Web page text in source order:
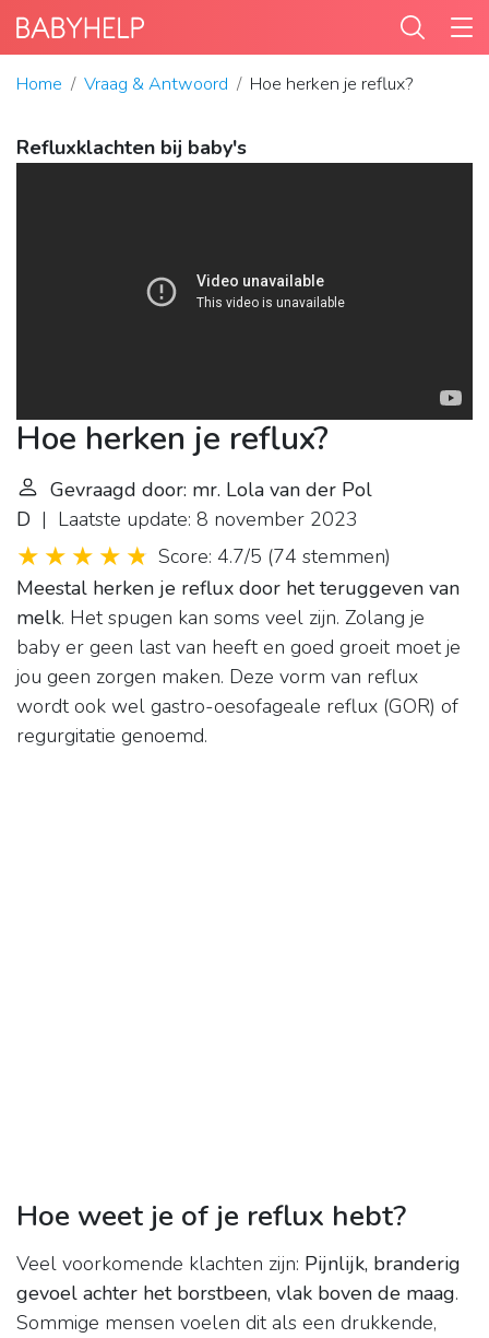
Home Vraag & Antwoord Hoe herken je reflux?
Refluxklachten bij baby's
Hoe herken je reflux?
Gevraagd door: mr. Lola van der Pol
D | Laatste update: 8 november 2023
Score: 4.7/5 (74 stemmen)
Meestal herken je reflux door het teruggeven van
melk. Het spugen kan soms veel zijn. Zolang je
baby er geen last van heeft en goed groeit moet je
jou geen zorgen maken. Deze vorm van reflux
wordt ook wel gastro-oesofageale reflux (GOR) of
regurgitatie genoemd.
Hoe weet je of je reflux hebt?
Veel voorkomende klachten zijn: Pijnlijk, branderig
gevoel achter het borstbeen, vlak boven de maag.
Sommige mensen voelen dit als een drukkende,